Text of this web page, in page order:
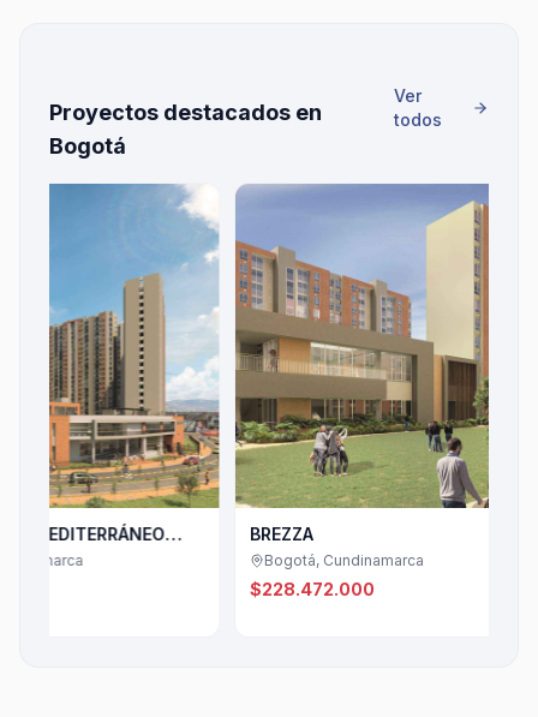
Proyectos destacados en
Bogotá
Ver
todos
BREZZA
Bogotá, Cundinamarca
$228.472.000